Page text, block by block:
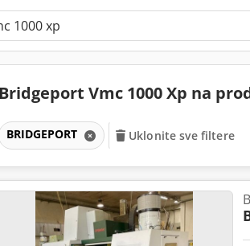
Bridgeport Vmc 1000 Xp na
BRIDGEPORT Uklonite sve filtere